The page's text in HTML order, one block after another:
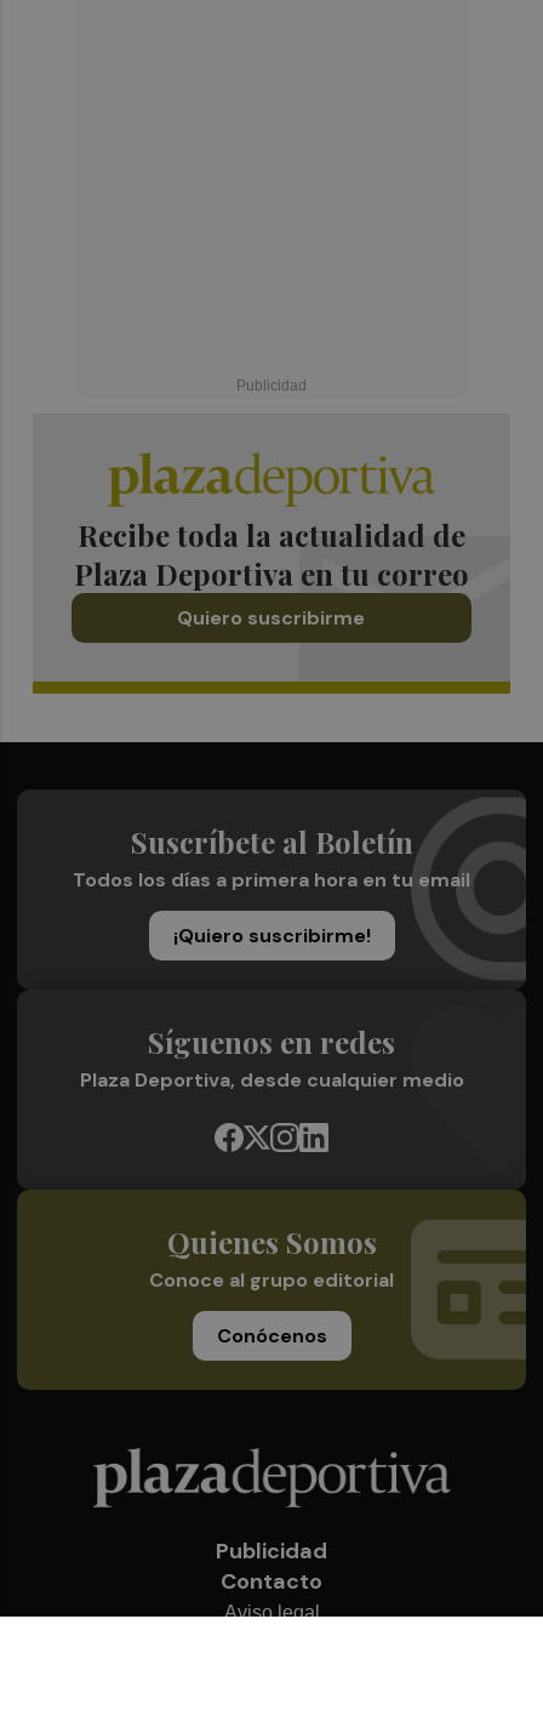
Recibe toda la actualidad de
Plaza Deportiva en tu correo
Quiero suscribirme
Suscríbete al Boletín
Todos los días a primera hora en tu email
¡Quiero suscribirme!
Síguenos en redes
Plaza Deportiva, desde cualquier medio
Quienes Somos
Conoce al grupo editorial
Conócenos
Publicidad
Contacto
Aviso legal